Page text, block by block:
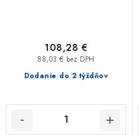
Dodanie do 2 týždňov
88,03 € bez DPH
108,28 €